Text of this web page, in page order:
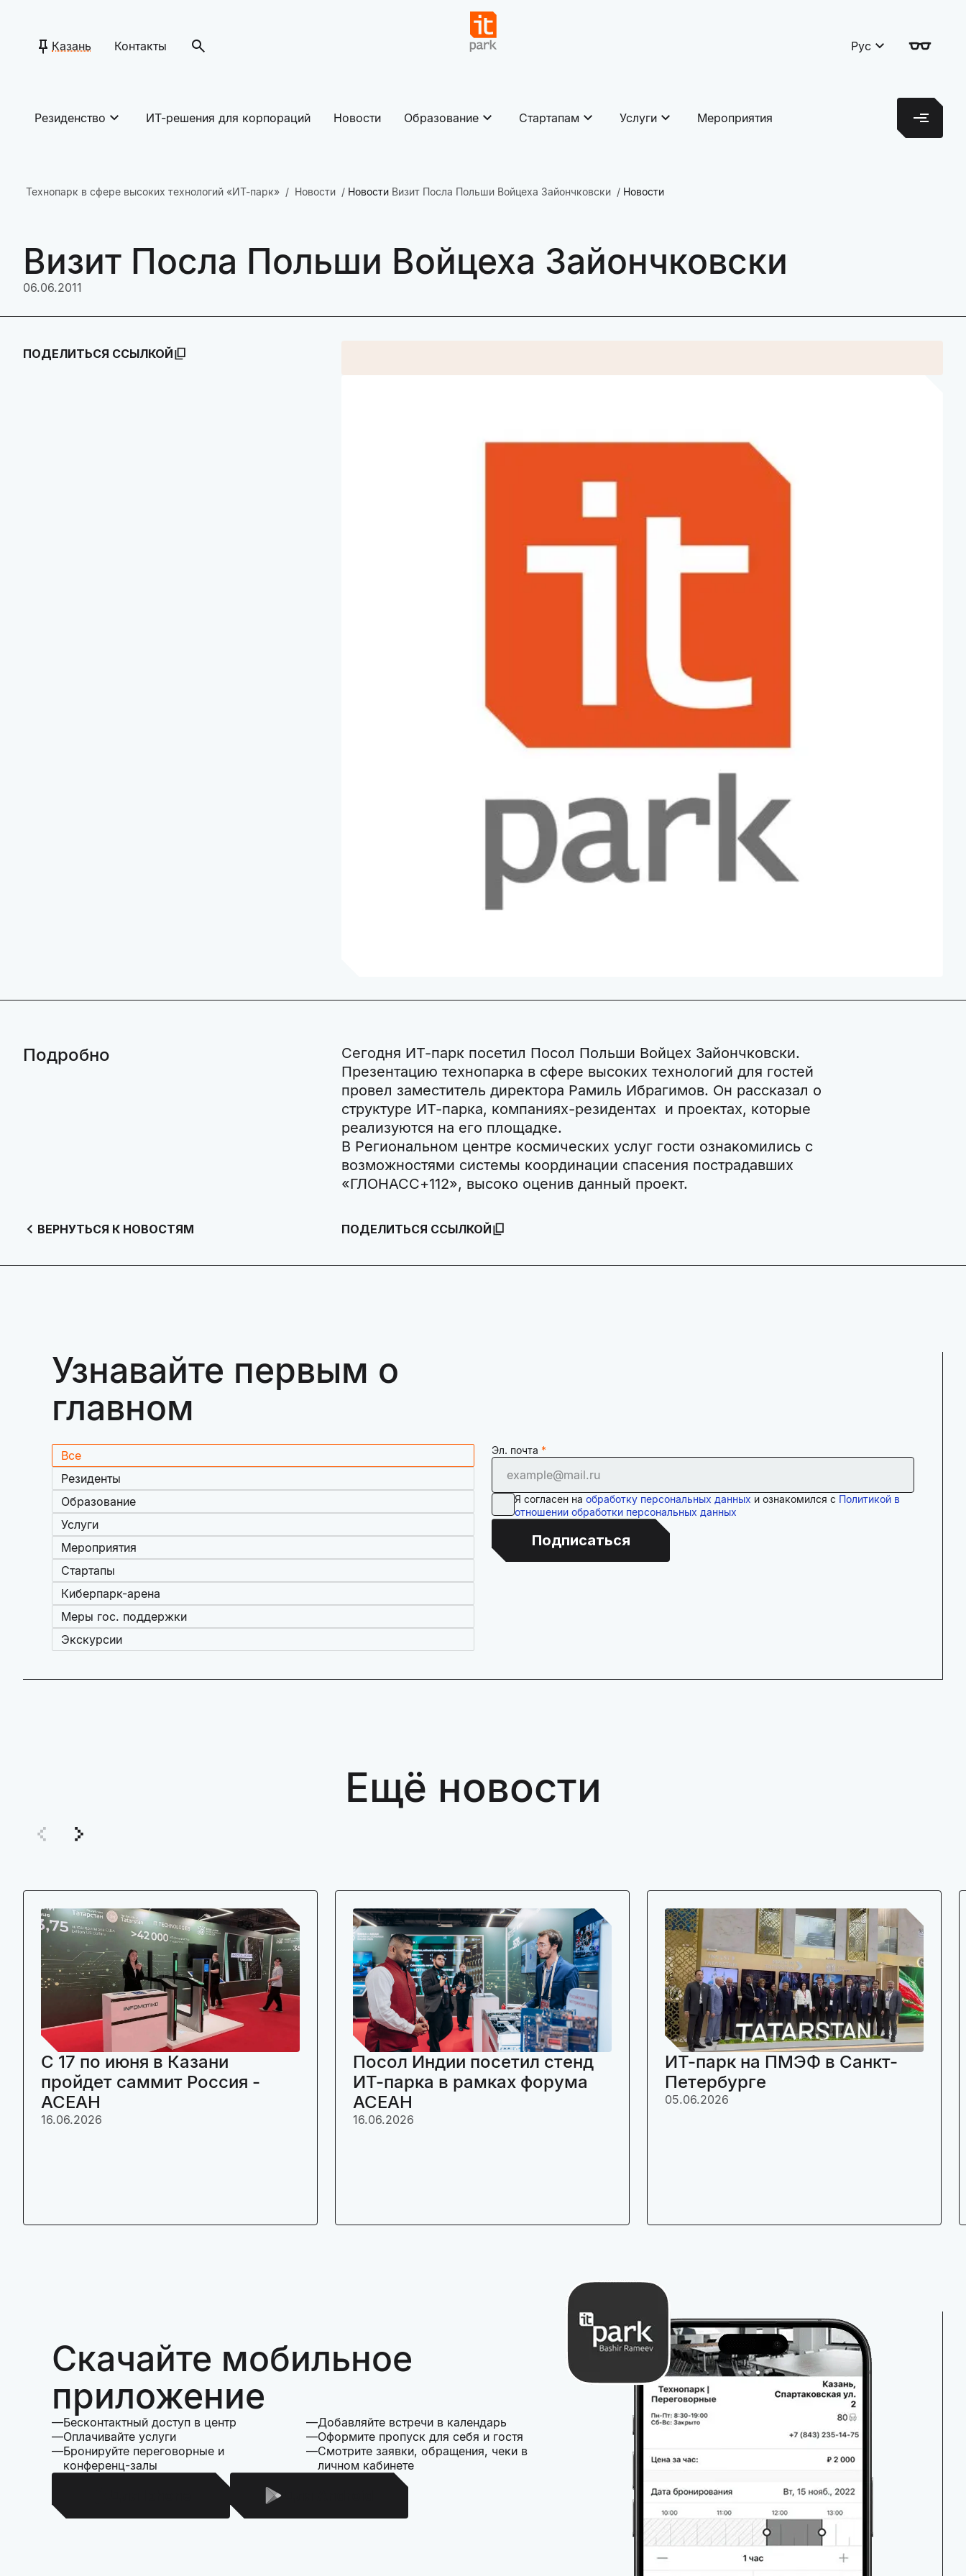
Казань Контакты Рус
Резиденство ИТ-решения для корпораций Новости Образование Стартапам Услуги Мероприятия
Технопарк в сфере высоких технологий «ИТ-парк» Новости Новости Визит Посла Польши Войцеха Зайончковски Новости
Визит Посла Польши Войцеха Зайончковски
06.06.2011
ПОДЕЛИТЬСЯ ССЫЛКОЙ
Подробно
Сегодня ИТ-парк посетил Посол Польши Войцех Зайончковски.
Презентацию технопарка в сфере высоких технологий для гостей
провел заместитель директора Рамиль Ибрагимов. Он рассказал о
структуре ИТ-парка, компаниях-резидентах и проектах, которые
реализуются на его площадке.
В Региональном центре космических услуг гости ознакомились с
возможностями системы координации спасения пострадавших
«ГЛОНАСС+112», высоко оценив данный проект.
ВЕРНУТЬСЯ К НОВОСТЯМ ПОДЕЛИТЬСЯ ССЫЛКОЙ
Узнавайте первым о
главном
Все
Резиденты
Образование
Услуги
Мероприятия
Стартапы
Киберпарк-арена
Меры гос. поддержки
Экскурсии
Эл. почта
Я согласен на обработку персональных данных и ознакомился с Политикой в
отношении обработки персональных данных
Подписаться
Ещё новости
C 17 по июня в Казани
пройдет саммит Россия -
АСЕАН
16.06.2026
Посол Индии посетил стенд
ИТ-парка в рамках форума
АСЕАН
16.06.2026
ИТ-парк на ПМЭФ в Санкт-
Петербурге
05.06.2026
Скачайте мобильное
приложение
Бесконтактный доступ в центр
Оплачивайте услуги
Бронируйте переговорные и
конференц-залы
Добавляйте встречи в календарь
Оформите пропуск для себя и гостя
Смотрите заявки, обращения, чеки в
личном кабинете